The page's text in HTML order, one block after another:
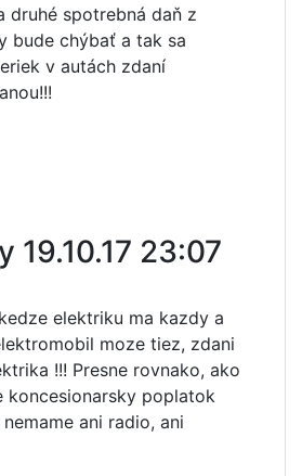
druhé spotrebná daň z
bude chýbať a tak sa
v autách zdaní
19.10.17 23:07
elektriku ma kazdy a
moze tiez, zdani
!!! Presne rovnako, ako
koncesionarsky poplatok
nemame ani radio, ani